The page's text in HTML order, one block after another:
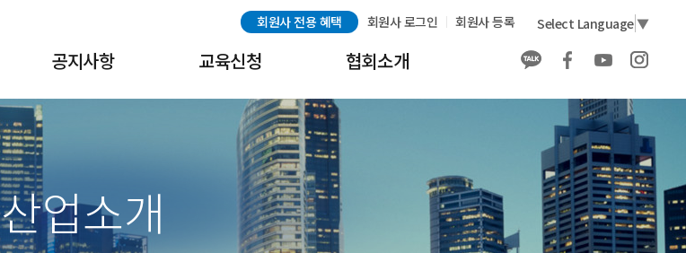
회원사 전용 혜택 회원사 로그인 회원사 등록 Select Language▼
공지사항 교육신청
교육신청
교육수료증출력
협회소개
회원사 전용 혜택
산업소개